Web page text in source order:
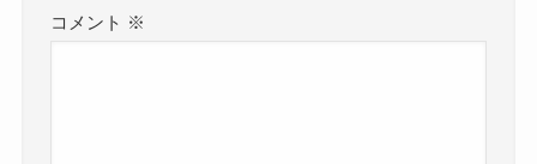
コメント ※